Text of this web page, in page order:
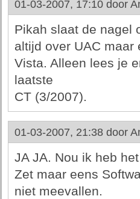
01-03-2007, 17:10 door
Pikah slaat de nagel
altijd over UAC
Vista. Alleen lees je
laatste
CT (3/2007).
01-03-2007, 21:38 door
JA JA. Nou ik heb
Zet maar eens
niet meevallen.